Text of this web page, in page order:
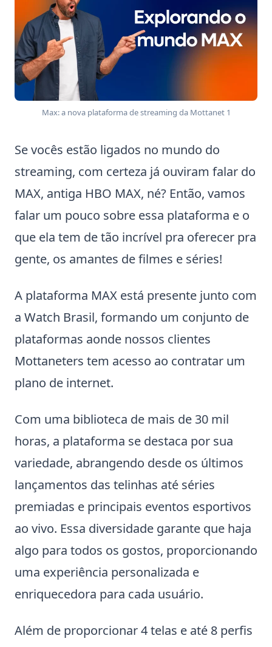
Max: a nova plataforma de streaming da Mottanet 1
Se vocês estão ligados no mundo do
streaming, com certeza já ouviram falar do
MAX, antiga HBO MAX, né? Então, vamos
falar um pouco sobre essa plataforma e o
que ela tem de tão incrível pra oferecer pra
gente, os amantes de filmes e séries!
A plataforma MAX está presente junto com
a Watch Brasil, formando um conjunto de
plataformas aonde nossos clientes
Mottaneters tem acesso ao contratar um
plano de internet.
Com uma biblioteca de mais de 30 mil
horas, a plataforma se destaca por sua
variedade, abrangendo desde os últimos
lançamentos das telinhas até séries
premiadas e principais eventos esportivos
ao vivo. Essa diversidade garante que haja
algo para todos os gostos, proporcionando
uma experiência personalizada e
enriquecedora para cada usuário.
Além de proporcionar 4 telas e até 8 perfis